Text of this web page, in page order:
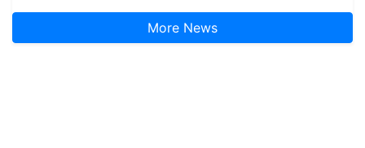
More News